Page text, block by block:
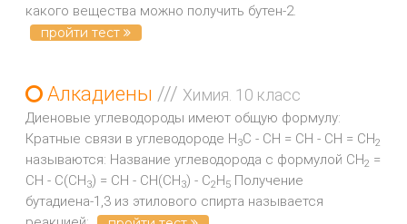
какого вещества можно получить бутен-2.
пройти тест
Алкадиены /// Химия. 10 класс
Диеновые углеводороды имеют общую формулу:
Кратные связи в углеводороде H3C - CH = CH - CH = CH2
называются: Название углеводорода с формулой CH2 =
CH - C(CH3) = CH - CH(CH3) - C2H5Получение
бутадиена-1,3 из этилового спирта называется